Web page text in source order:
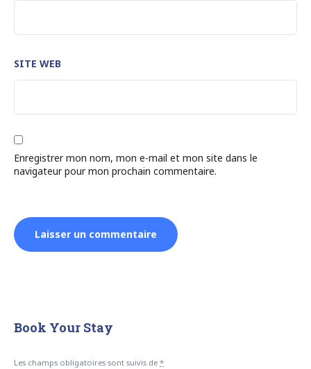
SITE WEB
Enregistrer mon nom, mon e-mail et mon site dans le
navigateur pour mon prochain commentaire.
Book Your Stay
Les champs obligatoires sont suivis de *